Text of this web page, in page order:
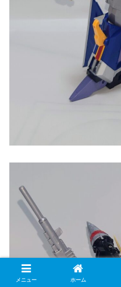
メニュー ホーム